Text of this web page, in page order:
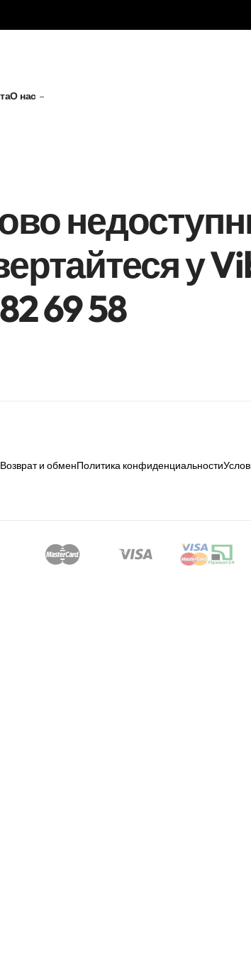
О нас
у
69 58
Возврат и обменПолитика конфиденциальности